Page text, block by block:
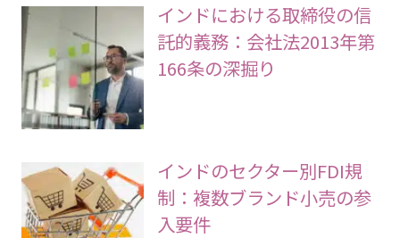
インドにおける取締役の信
託的義務：会社法2013年第
166条の深掘り
インドのセクター別FDI規
制：複数ブランド小売の参
入要件